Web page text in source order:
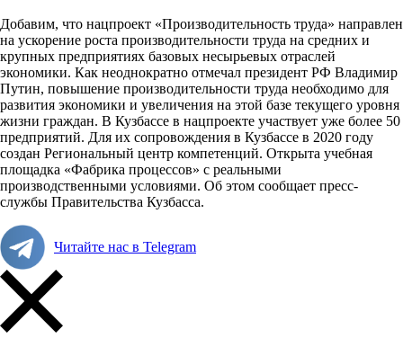
Добавим, что нацпроект «Производительность труда» направлен
на ускорение роста производительности труда на средних и
крупных предприятиях базовых несырьевых отраслей
экономики. Как неоднократно отмечал президент РФ Владимир
Путин, повышение производительности труда необходимо для
развития экономики и увеличения на этой базе текущего уровня
жизни граждан. В Кузбассе в нацпроекте участвует уже более 50
предприятий. Для их сопровождения в Кузбассе в 2020 году
создан Региональный центр компетенций. Открыта учебная
площадка «Фабрика процессов» с реальными
производственными условиями. Об этом сообщает пресс-
службы Правительства Кузбасса.
Читайте нас в Telegram